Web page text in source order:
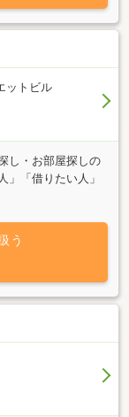
ットビル
し・お部屋探しの
」「借りたい人」
クを生かして、お
を承ります。専門
せにつながる不動
ます。
う